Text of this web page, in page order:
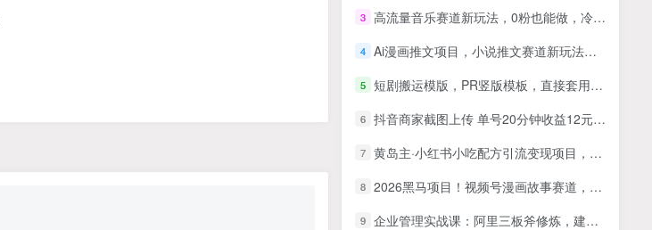
3 高流量音乐赛道新玩法，0粉也能做，冷启动破万播，轻松涨粉变现
4 Ai漫画推文项目，小说推文赛道新玩法，轻松拿捏高收益（软件+教程）
5 短剧搬运模版，PR竖版模板，直接套用，让你轻松过原创
6 抖音商家截图上传 单号20分钟收益12元 不风控 批量无限做 收益日结
7 黄岛主·小红书小吃配方引流变现项目，花988买来拆解成视频版课程分享
8 2026黑马项目！视频号漫画故事赛道，单日变现多张，新手小白也可做！
9 企业管理实战课：阿里三板斧修炼，建团队拿结果，招聘解雇，管理工具全体系教学